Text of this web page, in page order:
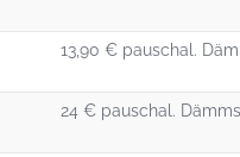
13,90 € pauschal.
24 € pauschal.